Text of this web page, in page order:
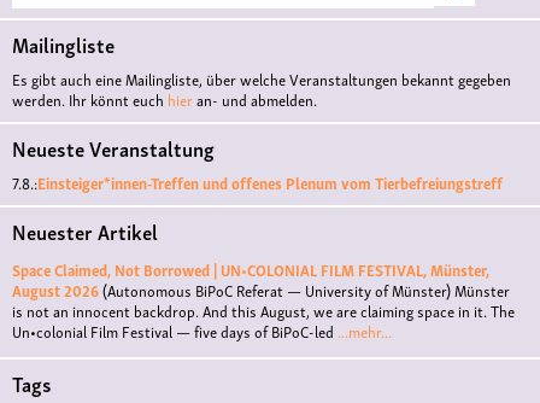
Mailingliste
Es gibt auch eine Mailingliste, über welche Veranstaltungen bekannt gegeben
werden. Ihr könnt euch hieran- und abmelden.
Neueste Veranstaltung
7.8.:Einsteiger*innen-Treffen und offenes Plenum vom Tierbefreiungstreff
Neuester Artikel
Space Claimed, Not Borrowed | UN•COLONIAL FILM FESTIVAL, Münster,
August 2026(Autonomous BiPoC Referat — University of Münster)Münster
is not an innocent backdrop. And this August, we are claiming space in it. The
Un•colonial Film Festival — five days of BiPoC-led ...mehr...
Tags